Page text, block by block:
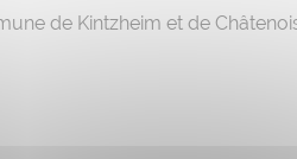
de Kintzheim et de